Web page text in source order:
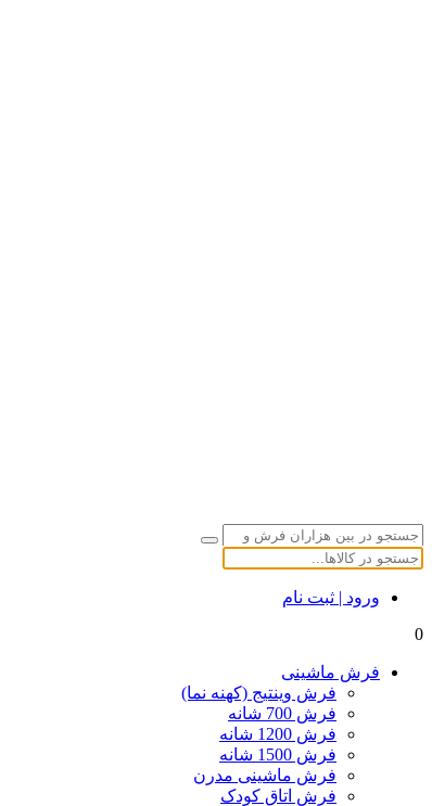
ورود | ثبت نام
0
فرش ماشینی
فرش وینتیج (کهنه نما)
فرش 700 شانه
فرش 1200 شانه
فرش 1500 شانه
فرش ماشینی مدرن
فرش اتاق کودک